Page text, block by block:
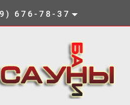
676-78-37